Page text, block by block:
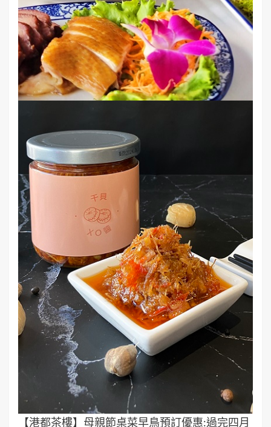
【港都茶樓】母親節桌菜早鳥預訂優惠:過完四月